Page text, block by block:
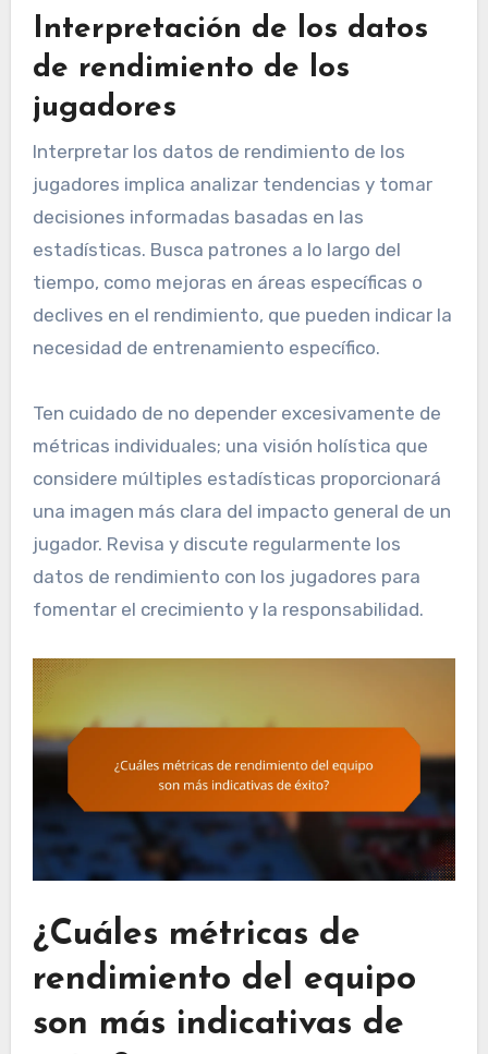
Interpretación de los datos
de rendimiento de los
jugadores
Interpretar los datos de rendimiento de los
jugadores implica analizar tendencias y tomar
decisiones informadas basadas en las
estadísticas. Busca patrones a lo largo del
tiempo, como mejoras en áreas específicas o
declives en el rendimiento, que pueden indicar la
necesidad de entrenamiento específico.
Ten cuidado de no depender excesivamente de
métricas individuales; una visión holística que
considere múltiples estadísticas proporcionará
una imagen más clara del impacto general de un
jugador. Revisa y discute regularmente los
datos de rendimiento con los jugadores para
fomentar el crecimiento y la responsabilidad.
¿Cuáles métricas de
rendimiento del equipo
son más indicativas de